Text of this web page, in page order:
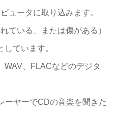
ュータに取り込みます。
ている、または傷がある）
ています。
WAV、FLACなどのデジタ
ーヤーでCDの音楽を聞きた